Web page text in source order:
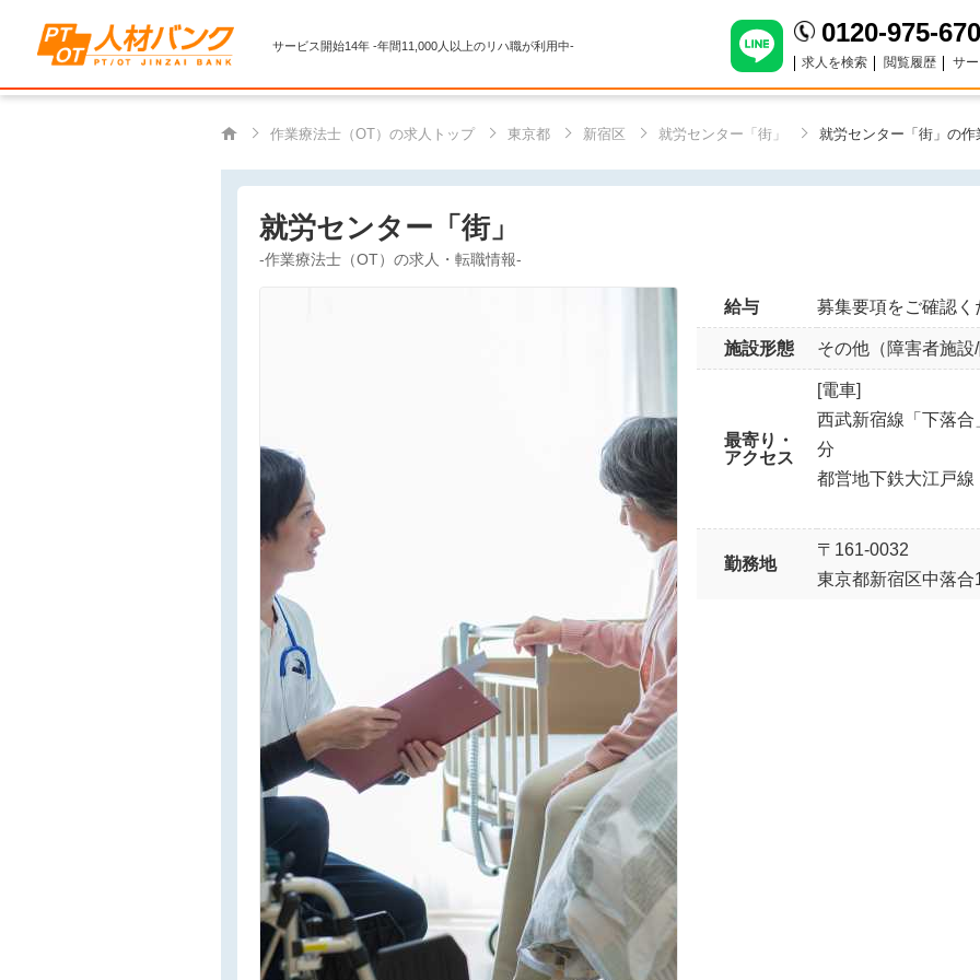
サービス開始14年 -年間11,000人以上のリハ職が利用中- 0120-975-670
求人を検索 閲覧履歴 サ
作業療法士（OT）の求人トップ 東京都 新宿区 就労センター「街」 就労センター「街」の
就労センター「街」
-作業療法士（OT）の求人・転職情報-
給与 募集要項をご確認く
施設形態 その他（障害者施
最寄り・
アクセス
[電車]
西武新宿線「下落
分
都営地下鉄大江戸
勤務地
〒161-0032
東京都新宿区中落合